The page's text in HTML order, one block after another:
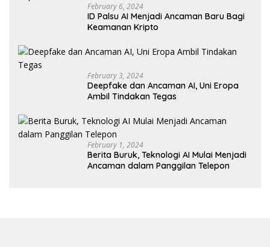
February 6, 2024
ID Palsu AI Menjadi Ancaman Baru Bagi
Keamanan Kripto
February 3, 2024
Deepfake dan Ancaman AI, Uni Eropa
Ambil Tindakan Tegas
February 1, 2024
Berita Buruk, Teknologi AI Mulai Menjadi
Ancaman dalam Panggilan Telepon